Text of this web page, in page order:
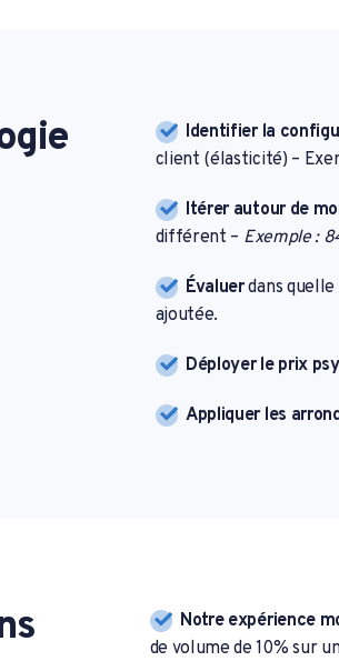
Identifier la
client (élasticité) –
Itérer autour de
différent – Exemple :
Évaluerdans quelle
ajoutée.
Déployer le prix
Appliquer les
Notre expérience
de volume de 10% sur